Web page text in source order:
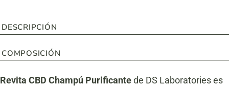
DESCRIPCIÓN
COMPOSICIÓN
Revita CBD Champú Purificantede DS Laboratories es